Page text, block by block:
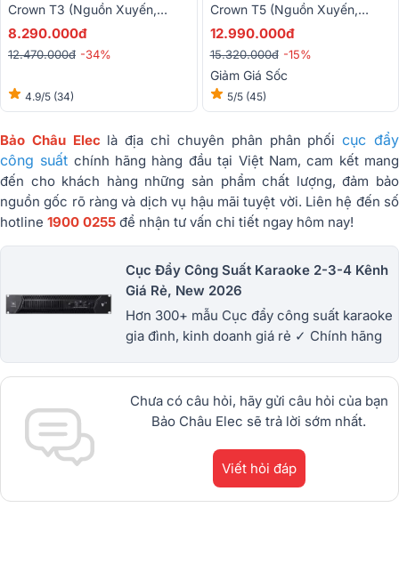
Crown T3 (Nguồn Xuyến,
Class H, 330W)
8.290.000đ
12.470.000đ -34%
4.9/5 (34)
Crown T5 (Nguồn Xuyến,
Class H, 500W)
12.990.000đ
15.320.000đ -15%
Giảm Giá Sốc
5/5 (45)
Bảo Châu Elec là địa chỉ chuyên phân phân phốicục đẩy
công suất chính hãng hàng đầu tại Việt Nam, cam kết mang
đến cho khách hàng những sản phẩm chất lượng, đảm bảo
nguồn gốc rõ ràng và dịch vụ hậu mãi tuyệt vời. Liên hệ đến số
hotline 1900 0255 để nhận tư vấn chi tiết ngay hôm nay!
Cục Đẩy Công Suất Karaoke 2-3-4 Kênh
Giá Rẻ, New 2026
Hơn 300+ mẫu Cục đẩy công suất karaoke
gia đình, kinh doanh giá rẻ ✓ Chính hãng
kênh, 4 kênh ✓ Miễn phí setup ✓ Góp 0%
Chưa có câu hỏi, hãy gửi câu hỏi của bạn
Bảo Châu Elec sẽ trả lời sớm nhất.
Viết hỏi đáp